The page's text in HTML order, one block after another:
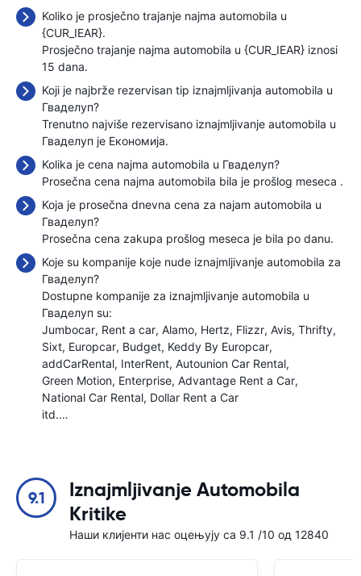
Koliko je prosječno trajanje najma automobila u
{CUR_IEAR}.
Prosječno trajanje najma automobila u {CUR_IEAR} iznosi
15 dana.
Koji je najbrže rezervisan tip iznajmljivanja automobila u
Гваделуп?
Trenutno najviše rezervisano iznajmljivanje automobila u
Гваделуп je Економија.
Kolika je cena najma automobila u Гваделуп?
Prosečna cena najma automobila bila je prošlog meseca .
Koja je prosečna dnevna cena za najam automobila u
Гваделуп?
Prosečna cena zakupa prošlog meseca je bila po danu.
Koje su kompanije koje nude iznajmljivanje automobila za
Гваделуп?
Dostupne kompanije za iznajmljivanje automobila u
Гваделуп su:
Jumbocar Rent a car Alamo Hertz Flizzr Avis Thrifty
Sixt Europcar Budget Keddy By Europcar
addCarRental InterRent Autounion Car Rental
Green Motion Enterprise Advantage Rent a Car
National Car Rental Dollar Rent a Car
itd.…
9.1
Iznajmljivanje Automobila
Kritike
Наши клијенти нас оцењују са 9.1 /10 од 12840